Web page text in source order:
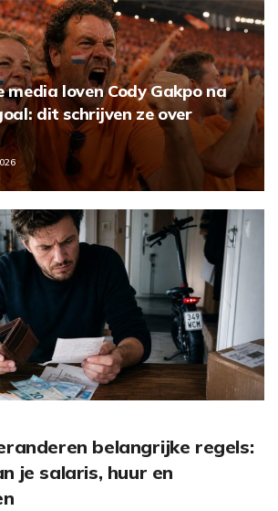
media loven Cody Gakpo na
dit schrijven ze over
belangrijke regels:
je salaris, huur en